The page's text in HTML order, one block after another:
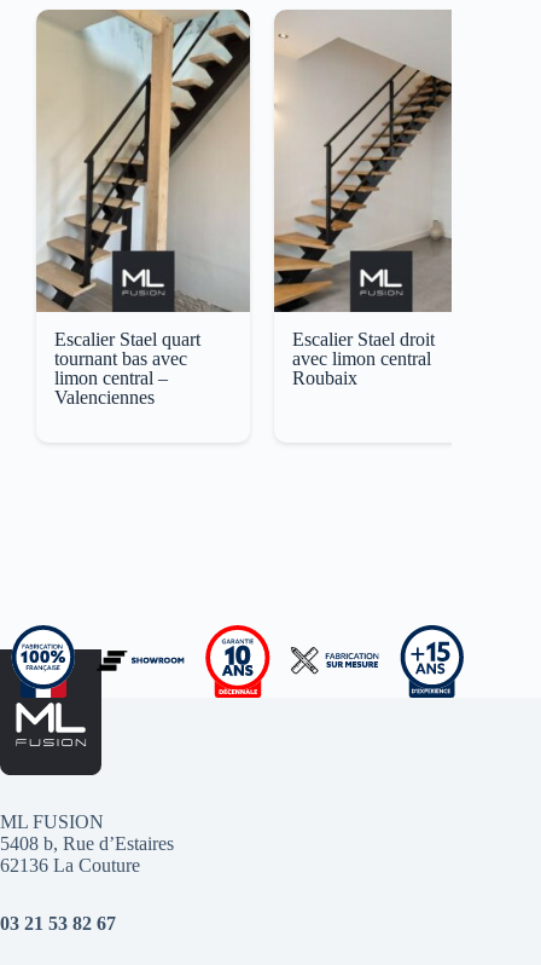
Escalier Stael quart
tournant bas avec
limon central –
Valenciennes
Escalier Stael droit
avec limon central
Roubaix
ML FUSION
5408 b, Rue d’Estaires
62136 La Couture
03 21 53 82 67